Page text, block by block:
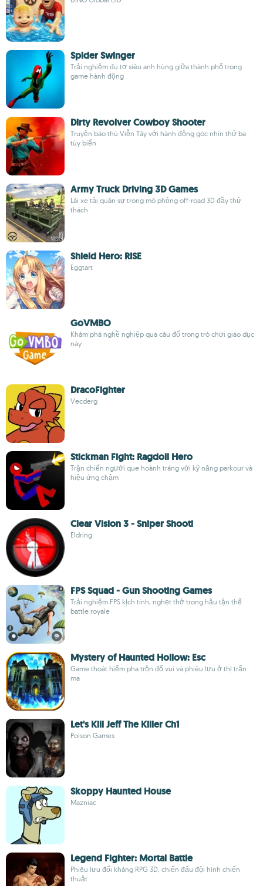
Spider Swinger
Trải nghiệm đu tơ siêu anh hùng giữa thành phố trong
game hành động
Dirty Revolver Cowboy Shooter
Truyện báo thù Viễn Tây với hành động góc nhìn thứ ba
tùy biến
Army Truck Driving 3D Games
Lái xe tải quân sự trong mô phỏng off-road 3D đầy thử
thách
Shield Hero: RISE
Eggtart
GoVMBO
Khám phá nghề nghiệp qua câu đố trong trò chơi giáo dục
này
DracoFighter
Vecderg
Stickman Fight: Ragdoll Hero
Trận chiến người que hoành tráng với kỹ năng parkour và
hiệu ứng chậm
Clear Vision 3 - Sniper Shooti
Eldring
FPS Squad - Gun Shooting Games
Trải nghiệm FPS kịch tính, nghẹt thở trong hậu tận thế
battle royale
Mystery of Haunted Hollow: Esc
Game thoát hiểm pha trộn đố vui và phiêu lưu ở thị trấn
ma
Let's Kill Jeff The Killer Ch1
Poison Games
Skoppy Haunted House
Mazniac
Legend Fighter: Mortal Battle
Phiêu lưu đối kháng RPG 3D, chiến đấu đội hình chiến
thuật